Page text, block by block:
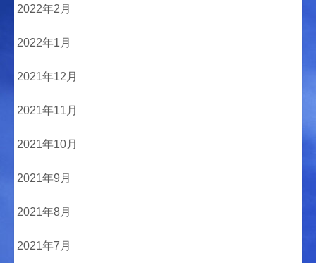
2022年2月
2022年1月
2021年12月
2021年11月
2021年10月
2021年9月
2021年8月
2021年7月